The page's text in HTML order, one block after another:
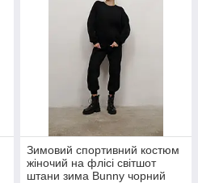
Зимовий спортивний костюм
жіночий на флісі світшот
штани зима Bunny чорний